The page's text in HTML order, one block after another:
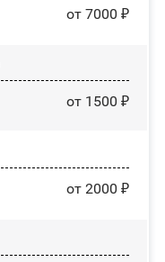
от 7000 ₽
от 1500 ₽
от 2000 ₽